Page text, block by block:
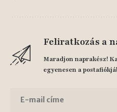
Feliratkozás a
Maradjon naprakész!
egyenesen a